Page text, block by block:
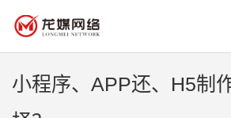
小程序、APP还、H5制